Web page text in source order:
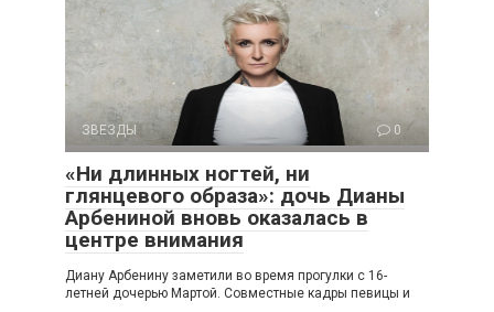
ЗВЕЗДЫ 0
«Ни длинных ногтей, ни
глянцевого образа»: дочь Дианы
Арбениной вновь оказалась в
центре внимания
Диану Арбенину заметили во время прогулки с 16-
летней дочерью Мартой. Совместные кадры певицы и